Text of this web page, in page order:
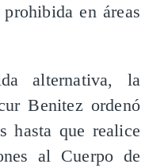
en áreas
alternativa, la
Benitez ordenó
hasta que realice
al Cuerpo de